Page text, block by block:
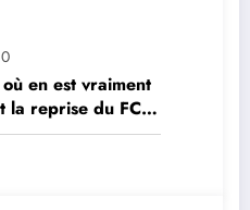
0
en est vraiment
la reprise du FC